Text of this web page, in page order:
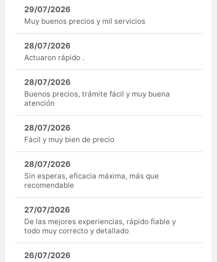
29/07/2026
Muy buenos precios y mil servicios
28/07/2026
Actuaron rápido .
28/07/2026
Buenos precios, trámite fácil y muy buena
atención
28/07/2026
Fàcil y muy bien de precio
28/07/2026
Sin esperas, eficacia máxima, más que
recomendable
27/07/2026
De las mejores experiencias, rápido fiable y
todo muy correcto y detallado
26/07/2026